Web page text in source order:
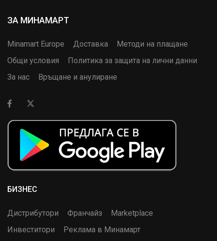
ЗА МИНАМАРТ
Minamart Europe Доставка
Методи на плащане
Общи условия
Политика за защита на лични данни
За нас
Връщане и анулиране
БИЗНЕС
Дистрибутори Франчайз
Marketplace
Инвеститори
Реклама в Минамарт